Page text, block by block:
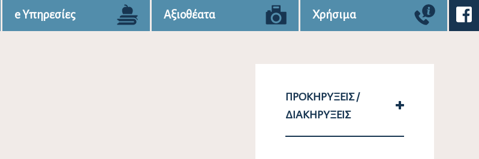
e Υπηρεσίες Αξιοθέατα Χρήσιμα
ΠΡΟΚΗΡΎΞΕΙΣ /
ΔΙΑΚΗΡΎΞΕΙΣ